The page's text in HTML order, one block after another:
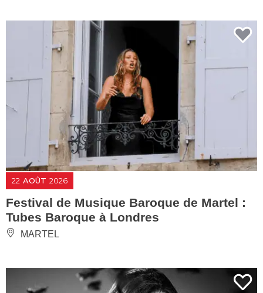
22 AOÛT 2026
Festival de Musique Baroque de Martel :
Tubes Baroque à Londres
MARTEL